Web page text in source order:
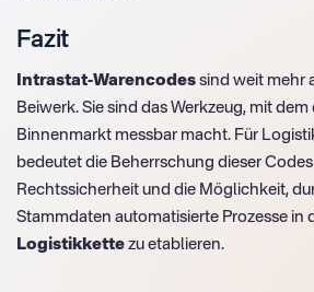
Fazit
Intrastat-Warencodes sind weit mehr
Beiwerk. Sie sind das Werkzeug, mit dem
Binnenmarkt messbar macht. Für
bedeutet die Beherrschung dieser
Rechtssicherheit und die Möglichkeit,
Stammdaten automatisierte Prozesse in
Logistikkette zu etablieren.